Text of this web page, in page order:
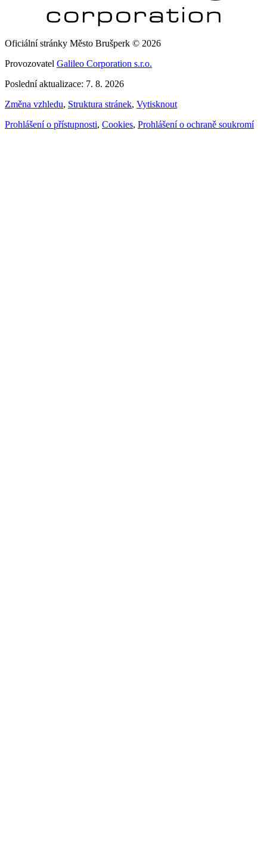
Oficiální stránky Město Brušperk © 2026
Provozovatel Galileo Corporation s.r.o.
Poslední aktualizace: 7. 8. 2026
Změna vzhledu, Struktura stránek, Vytisknout
Prohlášení o přístupnosti, Cookies, Prohlášení o ochraně soukromí